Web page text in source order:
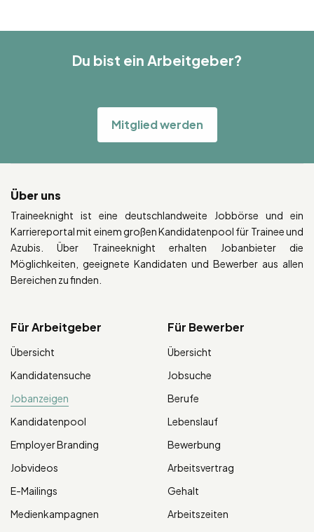
Du bist ein Arbeitgeber?
Mitglied werden
Über uns
Traineeknight ist eine deutschlandweite Jobbörse und ein
Karriereportal mit einem großen Kandidatenpool für Trainee und
Azubis. Über Traineeknight erhalten Jobanbieter die
Möglichkeiten, geeignete Kandidaten und Bewerber aus allen
Bereichen zu finden.
Für Arbeitgeber
Übersicht
Kandidatensuche
Jobanzeigen
Kandidatenpool
Employer Branding
Jobvideos
E-Mailings
Medienkampagnen
Für Bewerber
Übersicht
Jobsuche
Berufe
Lebenslauf
Bewerbung
Arbeitsvertrag
Gehalt
Arbeitszeiten